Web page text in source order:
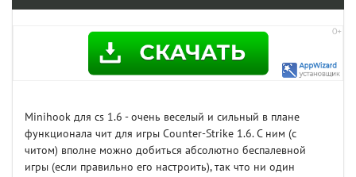
Minihook для cs 1.6 - очень веселый и сильный в плане
функционала чит для игры Сounter-Strike 1.6. С ним (с
читом) вполне можно добиться абсолютно беспалевной
игры (если правильно его настроить), так что ни один